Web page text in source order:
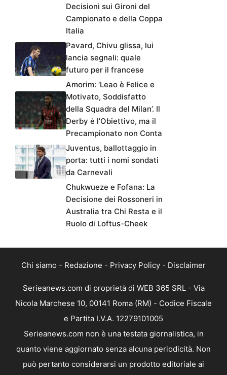
Decisioni sui Gironi del
Campionato e della Coppa
Italia
Pavard, Chivu glissa, lui
lancia segnali: quale
futuro per il francese
Amorim: ‘Leao è Felice e
Motivato, Soddisfatto
della Squadra del Milan’. Il
Derby è l’Obiettivo, ma il
Precampionato non Conta
Juventus, ballottaggio in
porta: tutti i nomi sondati
da Carnevali
Chukwueze e Fofana: La
Decisione dei Rossoneri in
Australia tra Chi Resta e il
Ruolo di Loftus-Cheek
Chi siamo - Redazione - Privacy Policy - Disclaimer
Serieanews.com di proprietà di WEB 365 SRL - Via
Nicola Marchese 10, 00141 Roma (RM) - Codice Fiscale
e Partita I.V.A. 12279101005
Serieanews.com non è una testata giornalistica, in
quanto viene aggiornato senza alcuna periodicità. Non
può pertanto considerarsi un prodotto editoriale ai